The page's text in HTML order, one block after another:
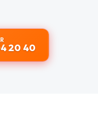
20 40